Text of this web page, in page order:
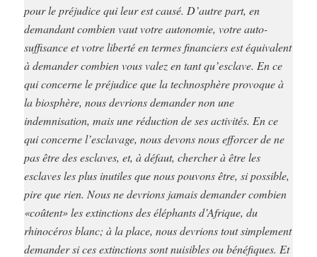
pour le préjudice qui leur est causé. D’autre part, en
demandant combien vaut votre autonomie, votre auto-
suffisance et votre liberté en termes financiers est équivalent
à demander combien vous valez en tant qu’esclave. En ce
qui concerne le préjudice que la technosphère provoque à
la biosphère, nous devrions demander non une
indemnisation, mais une réduction de ses activités. En ce
qui concerne l’esclavage, nous devons nous efforcer de ne
pas être des esclaves, et, à défaut, chercher à être les
esclaves les plus inutiles que nous pouvons être, si possible,
pire que rien. Nous ne devrions jamais demander combien
«coûtent» les extinctions des éléphants d’Afrique, du
rhinocéros blanc; à la place, nous devrions tout simplement
demander si ces extinctions sont nuisibles ou bénéfiques. Et